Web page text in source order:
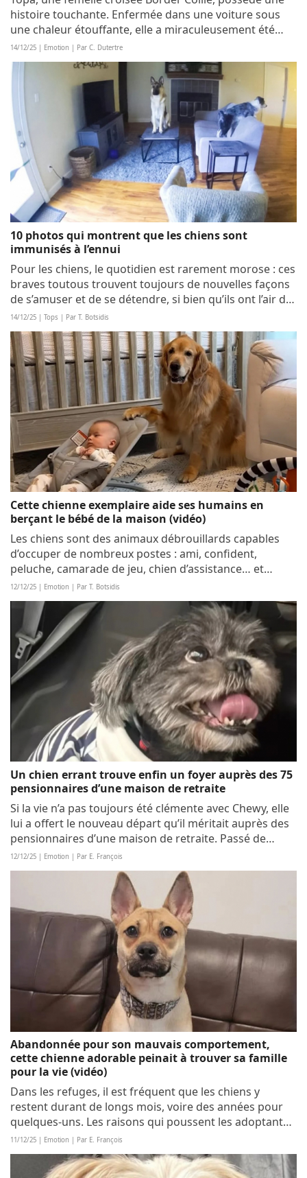
histoire touchante. Enfermée dans une voiture sous
une chaleur étouffante, elle a miraculeusement été
sauvée par des passants. Repérée, puis recrutée par
une association formant des chiens de...
14/12/25 | Emotion | Par C. Dutertre
10 photos qui montrent que les chiens sont
immunisés à l’ennui
Pour les chiens, le quotidien est rarement morose : ces
braves toutous trouvent toujours de nouvelles façons
de s’amuser et de se détendre, si bien qu’ils ont l’air de
ne jamais s’ennuyer ! Voici 10 photos montrant la joie
de vivre des chiens et...
14/12/25 | Tops | Par T. Botsidis
Cette chienne exemplaire aide ses humains en
berçant le bébé de la maison (vidéo)
Les chiens sont des animaux débrouillards capables
d’occuper de nombreux postes : ami, confident,
peluche, camarade de jeu, chien d’assistance… et
gardien d’enfants ! Sur Instagram, une vidéo montrant
un Golden Retriever prenant soin d’un bébé a...
12/12/25 | Emotion | Par T. Botsidis
Un chien errant trouve enfin un foyer auprès des 75
pensionnaires d’une maison de retraite
Si la vie n’a pas toujours été clémente avec Chewy, elle
lui a offert le nouveau départ qu’il méritait auprès des
pensionnaires d’une maison de retraite. Passé de
l’errance à une existence confortable et heureuse, le
petit toutou offre désormais...
12/12/25 | Emotion | Par E. François
Abandonnée pour son mauvais comportement,
cette chienne adorable peinait à trouver sa famille
pour la vie (vidéo)
Dans les refuges, il est fréquent que les chiens y
restent durant de longs mois, voire des années pour
quelques-uns. Les raisons qui poussent les adoptants
à se désintéresser de certains d’entre eux sont variées,
mais parfois les motifs ayant...
11/12/25 | Emotion | Par E. François